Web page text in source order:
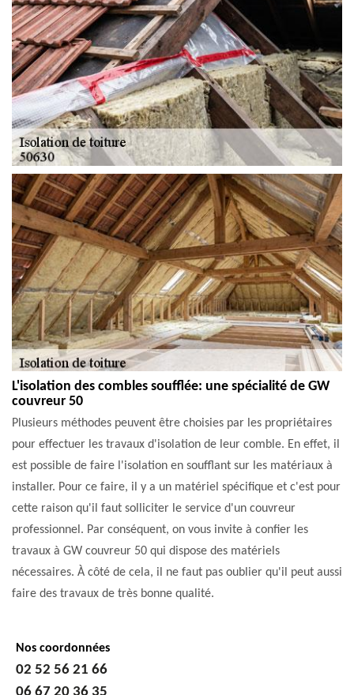
L'isolation des combles soufflée: une spécialité de GW
couvreur 50
Plusieurs méthodes peuvent être choisies par les propriétaires
pour effectuer les travaux d'isolation de leur comble. En effet, il
est possible de faire l'isolation en soufflant sur les matériaux à
installer. Pour ce faire, il y a un matériel spécifique et c'est pour
cette raison qu'il faut solliciter le service d'un couvreur
professionnel. Par conséquent, on vous invite à confier les
travaux à GW couvreur 50 qui dispose des matériels
nécessaires. À côté de cela, il ne faut pas oublier qu'il peut aussi
faire des travaux de très bonne qualité.
Nos coordonnées
02 52 56 21 66